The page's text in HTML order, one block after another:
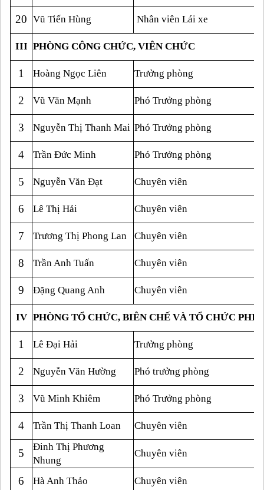
20 Vũ Tiến Hùng Nhân viên Lái xe
III PHÒNG CÔNG CHỨC, VIÊN CHỨC
1 Hoàng Ngọc Liên Trưởng phòng
2 Vũ Văn Mạnh Phó Trưởng phòng
3 Nguyễn Thị Thanh Mai Phó Trưởng phòng
4 Trần Đức Minh Phó Trưởng phòng
5 Nguyễn Văn Đạt Chuyên viên
6 Lê Thị Hải Chuyên viên
7 Trương Thị Phong Lan Chuyên viên
8 Trần Anh Tuấn Chuyên viên
9 Đặng Quang Anh Chuyên viên
IV PHÒNG TỔ CHỨC, BIÊN CHẾ VÀ TỔ CHỨC PHI
1 Lê Đại Hải Trưởng phòng
2 Nguyễn Văn Hường Phó trưởng phòng
3 Vũ Minh Khiêm Phó Trưởng phòng
4 Trần Thị Thanh Loan Chuyên viên
5
Đinh Thị Phương
Nhung
Chuyên viên
6 Hà Anh Thảo Chuyên viên